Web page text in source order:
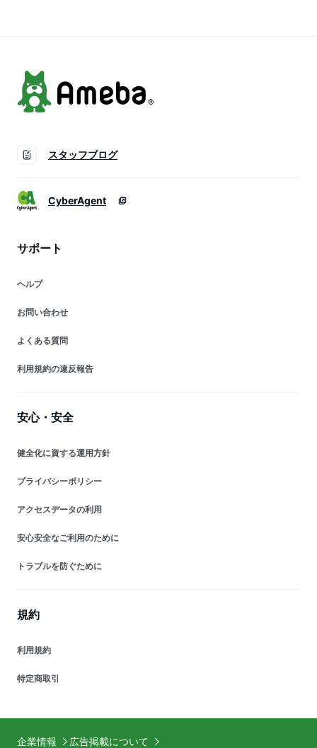
スタッフブログ
CyberAgent
サポート
ヘルプ
お問い合わせ
よくある質問
利用規約の違反報告
安心・安全
健全化に資する運用方針
プライバシーポリシー
アクセスデータの利用
安心安全なご利用のために
トラブルを防ぐために
規約
利用規約
特定商取引
企業情報 広告掲載について